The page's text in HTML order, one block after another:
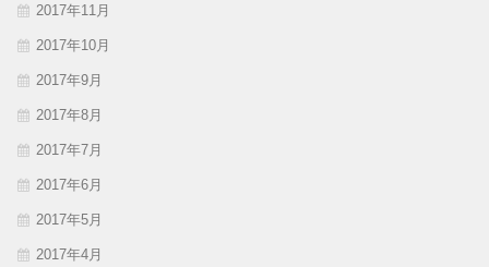
2017年11月
2017年10月
2017年9月
2017年8月
2017年7月
2017年6月
2017年5月
2017年4月